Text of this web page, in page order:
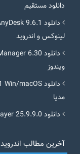
دانلود مستقیم
لینوکس و اندروید
ویندوز
مدیا
دانلود Daum PotPlayer 25.9.9.0 ویدئوپلیر پات پلیر
آخرین مطالب اندروید